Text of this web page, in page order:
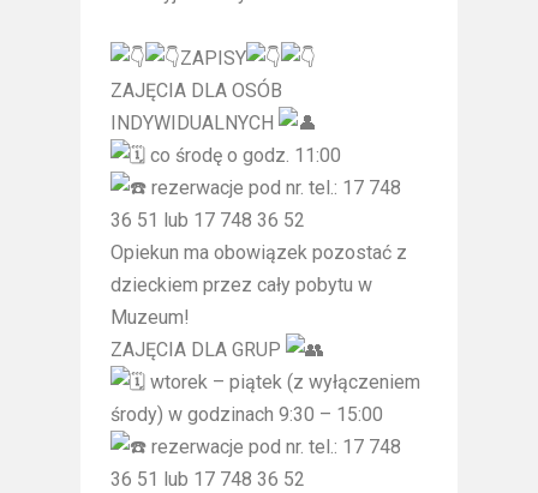
ZAPISY
ZAJĘCIA DLA OSÓB
INDYWIDUALNYCH
co środę o godz. 11:00
rezerwacje pod nr. tel.: 17 748
36 51 lub 17 748 36 52
Opiekun ma obowiązek pozostać z
dzieckiem przez cały pobytu w
Muzeum!
ZAJĘCIA DLA GRUP
wtorek – piątek (z wyłączeniem
środy) w godzinach 9:30 – 15:00
rezerwacje pod nr. tel.: 17 748
36 51 lub 17 748 36 52